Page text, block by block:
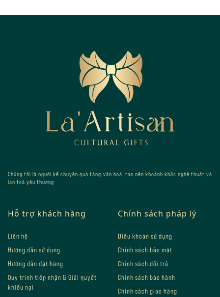
Chúng tôi là người kể chuyện quà tặng văn hoá, tạo nên khoảnh khắc nghệ thuật và
lan toả yêu thương
Hỗ trợ khách hàng
Liên hệ
Hướng dẫn sử dụng
Hướng dẫn đặt hàng
Quy trình tiếp nhận & Giải quyết
khiếu nại
Chính sách pháp lý
Điều khoản sử dụng
Chính sách bảo mật
Chính sách đổi trả
Chính sách bảo hành
Chính sách giao hàng